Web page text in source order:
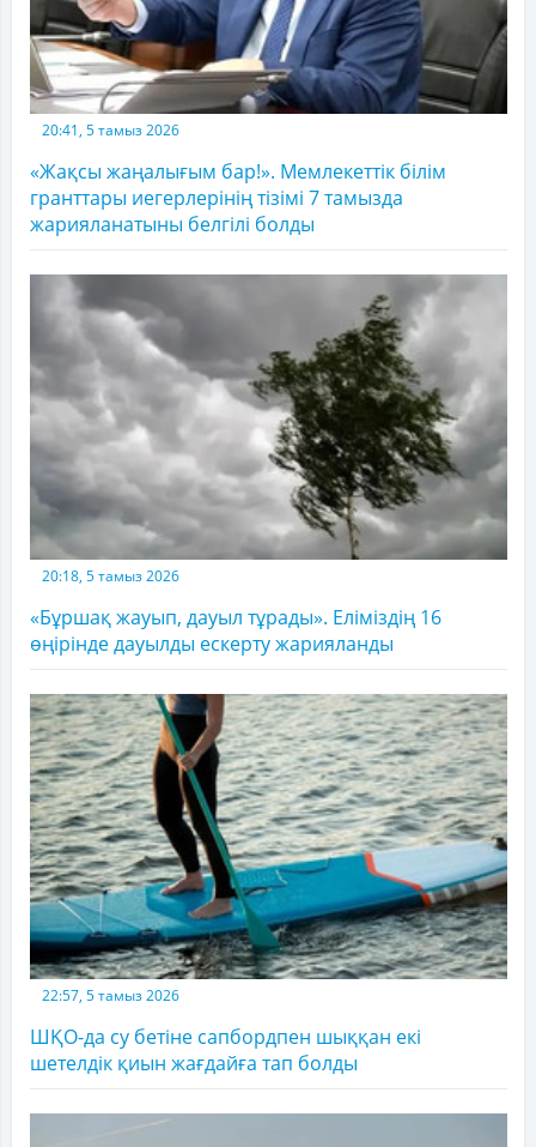
20:41, 5 тамыз 2026
«Жақсы жаңалығым бар!». Мемлекеттік білім
гранттары иегерлерінің тізімі 7 тамызда
жарияланатыны белгілі болды
20:18, 5 тамыз 2026
«Бұршақ жауып, дауыл тұрады». Еліміздің 16
өңірінде дауылды ескерту жарияланды
22:57, 5 тамыз 2026
ШҚО-да су бетіне сапбордпен шыққан екі
шетелдік қиын жағдайға тап болды